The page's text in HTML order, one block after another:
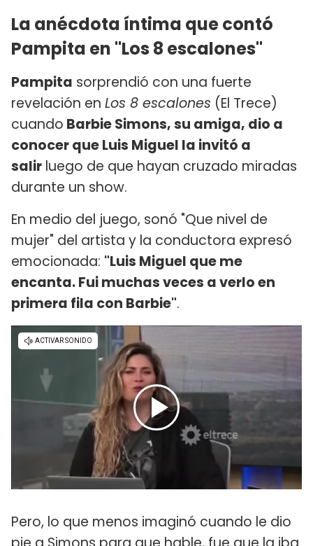
La anécdota íntima que contó
Pampita en "Los 8 escalones"
Pampita sorprendió con una fuerte
revelación en Los 8 escalones (El Trece)
cuando Barbie Simons, su amiga, dio a
conocer que Luis Miguel la invitó a
salir luego de que hayan cruzado miradas
durante un show.
En medio del juego, sonó "Que nivel de
mujer" del artista y la conductora expresó
emocionada: "Luis Miguel que me
encanta. Fui muchas veces a verlo en
primera fila con Barbie".
Pero, lo que menos imaginó cuando le dio